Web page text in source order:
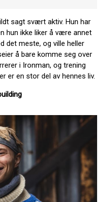
sagt svært aktiv. Hun har
hun ikke liker å være annet
det meste, og ville heller
å bare komme seg over
i Ironman, og trening
er en stor del av hennes liv.